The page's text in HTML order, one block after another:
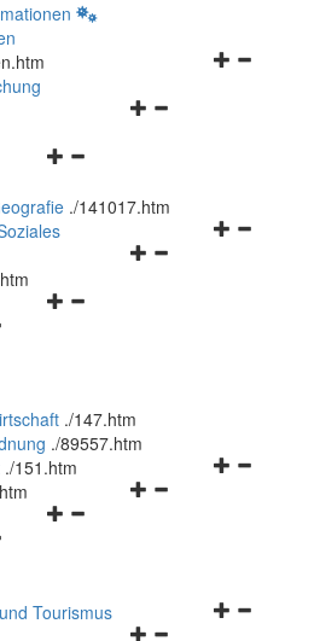
Navigationsmenü
Navigationsmenü
und
schließen
./141017.htm
Navigationsmenü
Navigationsmenü
./147.htm
./89557.htm
Navigationsmenü
./151.htm
Navigationsmenü
Navigationsmenü
Tourismus